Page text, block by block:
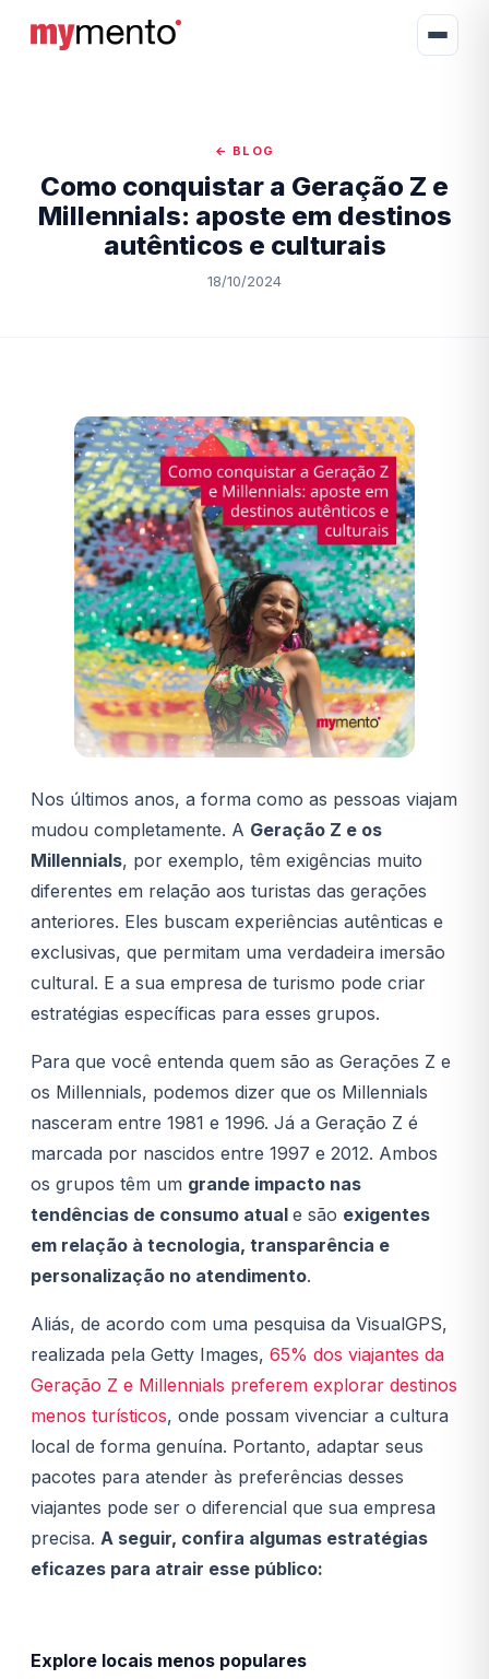
← BLOG
Como conquistar a Geração Z e
Millennials: aposte em destinos
autênticos e culturais
18/10/2024
Nos últimos anos, a forma como as pessoas viajam
mudou completamente. A Geração Z e os
Millennials, por exemplo, têm exigências muito
diferentes em relação aos turistas das gerações
anteriores. Eles buscam experiências autênticas e
exclusivas, que permitam uma verdadeira imersão
cultural. E a sua empresa de turismo pode criar
estratégias específicas para esses grupos.
Para que você entenda quem são as Gerações Z e
os Millennials, podemos dizer que os Millennials
nasceram entre 1981 e 1996. Já a Geração Z é
marcada por nascidos entre 1997 e 2012. Ambos
os grupos têm um grande impacto nas
tendências de consumo atual e são exigentes
em relação à tecnologia, transparência e
personalização no atendimento.
Aliás, de acordo com uma pesquisa da VisualGPS,
realizada pela Getty Images, 65% dos viajantes da
Geração Z e Millennials preferem explorar destinos
menos turísticos, onde possam vivenciar a cultura
local de forma genuína. Portanto, adaptar seus
pacotes para atender às preferências desses
viajantes pode ser o diferencial que sua empresa
precisa. A seguir, confira algumas estratégias
eficazes para atrair esse público:
Explore locais menos populares